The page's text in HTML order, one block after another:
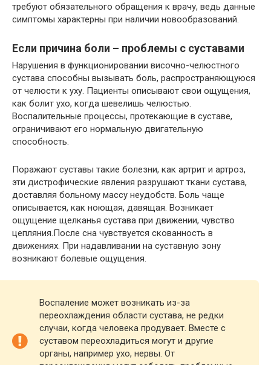
требуют обязательного обращения к врачу, ведь данные
симптомы характерны при наличии новообразований.
Если причина боли – проблемы с суставами
Нарушения в функционировании височно-челюстного
сустава способны вызывать боль, распространяющуюся
от челюсти к уху. Пациенты описывают свои ощущения,
как болит ухо, когда шевелишь челюстью.
Воспалительные процессы, протекающие в суставе,
ограничивают его нормальную двигательную
способность.
Поражают суставы такие болезни, как артрит и артроз,
эти дистрофические явления разрушают ткани сустава,
доставляя больному массу неудобств. Боль чаще
описывается, как ноющая, давящая. Возникает
ощущение щелканья сустава при движении, чувство
цепляния.После сна чувствуется скованность в
движениях. При надавливании на суставную зону
возникают болевые ощущения.
Воспаление может возникать из-за
переохлаждения области сустава, не редки
случаи, когда человека продувает. Вместе с
суставом переохладиться могут и другие
органы, например ухо, нервы. От